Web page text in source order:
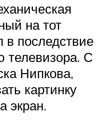
на тот
в последствие
телевизора. С
Нипкова,
картинку
экран.